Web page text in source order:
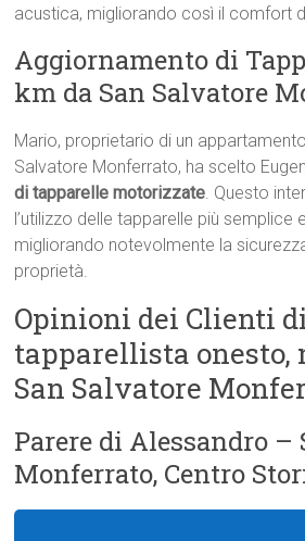
acustica, migliorando così il comfort
Aggiornamento di
km da San Salvatore
Mario, proprietario di un
Salvatore Monferrato, ha scelto
di tapparelle motorizzate. Questo
l’utilizzo delle tapparelle più semplice
migliorando notevolmente la
proprietà.
Opinioni dei Clienti
tapparellista onesto,
San Salvatore
Parere di Alessandro –
Monferrato, Centro